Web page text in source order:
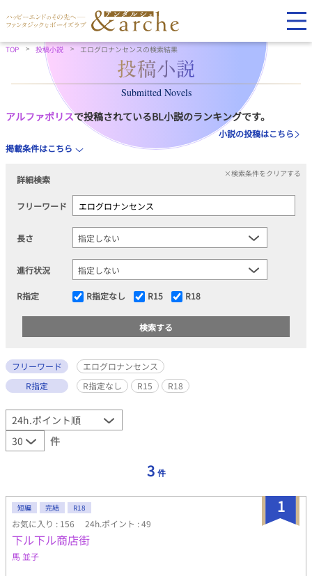
TOP 投稿小説 エログロナンセンスの検索結果
Submitted Novels
アルファポリスで投稿されているBL小説のランキングです。
小説の投稿はこちら
掲載条件はこちら
詳細検索
×検索条件をクリアする
フリーワード
長さ
進行状況
R指定 R指定なし R15 R18
フリーワード
エログロナンセンス
R指定
R指定なし R15 R18
件
3 件
1
短編 完結 R18
お気に入り : 156 24h.ポイント : 49
下ル下ル商店街
馬 並子